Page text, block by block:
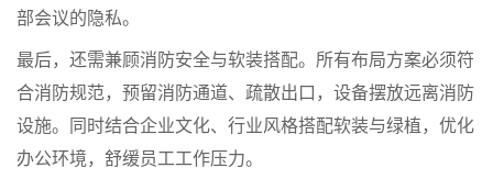
部会议的隐私。
最后，还需兼顾消防安全与软装搭配。所有布局方案必须符
合消防规范，预留消防通道、疏散出口，设备摆放远离消防
设施。同时结合企业文化、行业风格搭配软装与绿植，优化
办公环境，舒缓员工工作压力。